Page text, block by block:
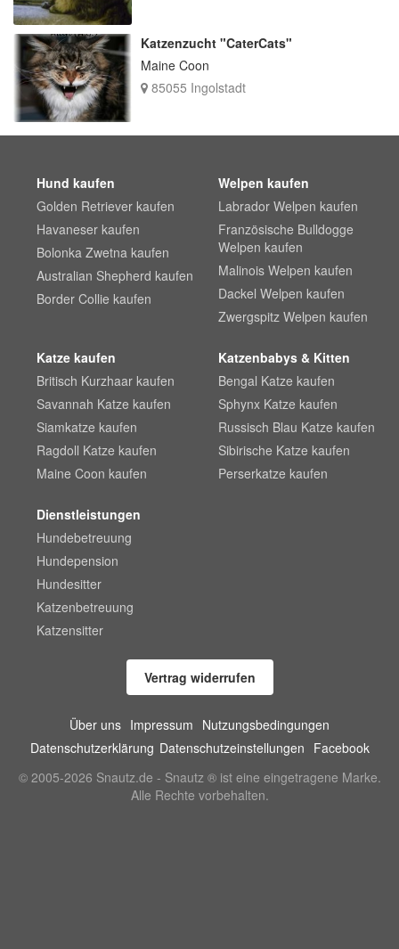
Katzenzucht "CaterCats"
Maine Coon
85055 Ingolstadt
Hund kaufen
Golden Retriever kaufen
Havaneser kaufen
Bolonka Zwetna kaufen
Australian Shepherd kaufen
Border Collie kaufen
Welpen kaufen
Labrador Welpen kaufen
Französische Bulldogge
Welpen kaufen
Malinois Welpen kaufen
Dackel Welpen kaufen
Zwergspitz Welpen kaufen
Katze kaufen
Britisch Kurzhaar kaufen
Savannah Katze kaufen
Siamkatze kaufen
Ragdoll Katze kaufen
Maine Coon kaufen
Katzenbabys & Kitten
Bengal Katze kaufen
Sphynx Katze kaufen
Russisch Blau Katze kaufen
Sibirische Katze kaufen
Perserkatze kaufen
Dienstleistungen
Hundebetreuung
Hundepension
Hundesitter
Katzenbetreuung
Katzensitter
Vertrag widerrufen
Über uns Impressum Nutzungsbedingungen
Datenschutzerklärung Datenschutzeinstellungen Facebook
© 2005-2026 Snautz.de - Snautz ® ist eine eingetragene Marke.
Alle Rechte vorbehalten.